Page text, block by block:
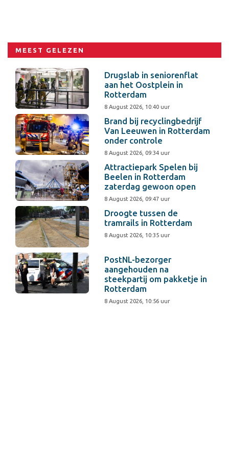
MEEST GELEZEN
Drugslab in seniorenflat
aan het Oostplein in
Rotterdam
8 August 2026, 10:40 uur
Brand bij recyclingbedrijf
Van Leeuwen in Rotterdam
onder controle
8 August 2026, 09:34 uur
Attractiepark Spelen bij
Beelen in Rotterdam
zaterdag gewoon open
8 August 2026, 09:47 uur
Droogte tussen de
tramrails in Rotterdam
8 August 2026, 10:35 uur
PostNL-bezorger
aangehouden na
steekpartij om pakketje in
Rotterdam
8 August 2026, 10:56 uur